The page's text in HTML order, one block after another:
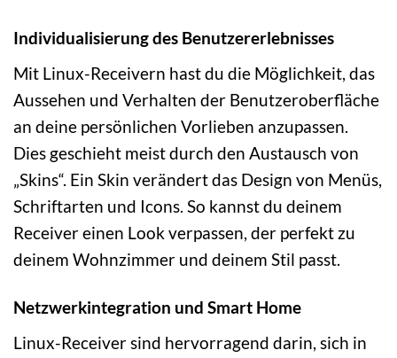
Individualisierung des Benutzererlebnisses
Mit Linux-Receivern hast du die Möglichkeit, das
Aussehen und Verhalten der Benutzeroberfläche
an deine persönlichen Vorlieben anzupassen.
Dies geschieht meist durch den Austausch von
„Skins“. Ein Skin verändert das Design von Menüs,
Schriftarten und Icons. So kannst du deinem
Receiver einen Look verpassen, der perfekt zu
deinem Wohnzimmer und deinem Stil passt.
Netzwerkintegration und Smart Home
Linux-Receiver sind hervorragend darin, sich in